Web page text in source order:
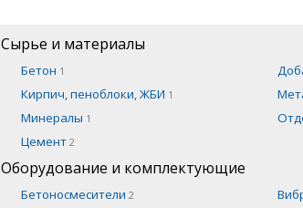
Сырье и материалы
Бетон 1
Кирпич, пеноблоки, ЖБИ 1
Минералы 1
Цемент 2
Оборудование и комплектующие
Бетоносмесители 2